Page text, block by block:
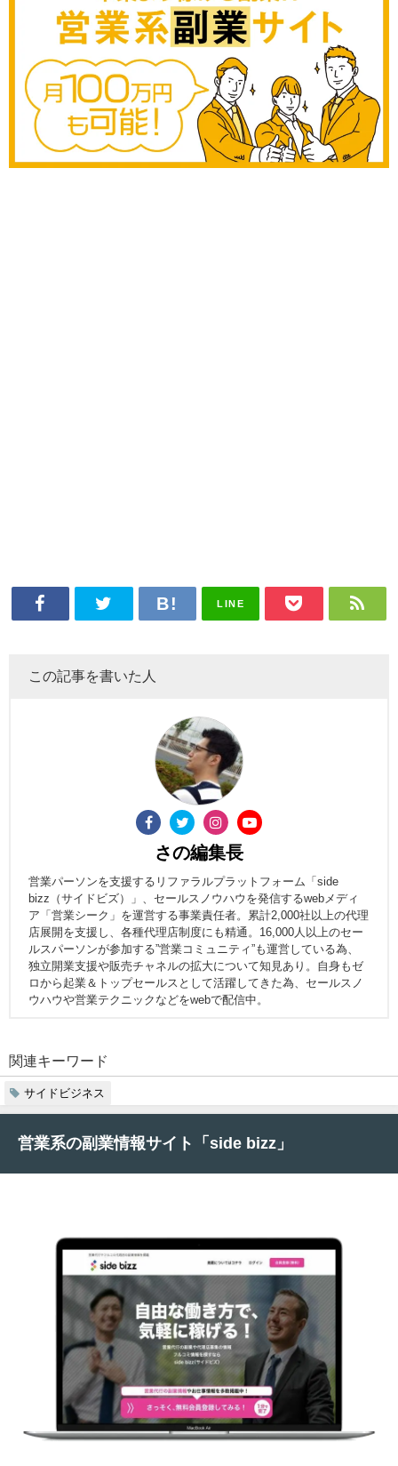
LINE
この記事を書いた人
さの編集長
営業パーソンを支援するリファラルプラットフォーム「side
bizz（サイドビズ）」、セールスノウハウを発信するwebメディ
ア「営業シーク」を運営する事業責任者。累計2,000社以上の代理
店展開を支援し、各種代理店制度にも精通。16,000人以上のセー
ルスパーソンが参加する”営業コミュニティ”も運営している為、
独立開業支援や販売チャネルの拡大について知見あり。自身もゼ
ロから起業＆トップセールスとして活躍してきた為、セールスノ
ウハウや営業テクニックなどをwebで配信中。
関連キーワード
サイドビジネス
営業系の副業情報サイト「side bizz」